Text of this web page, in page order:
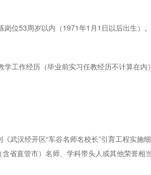
位53周岁以内（1971年1月1日以后出生）。
工作经历（毕业前实习任教经历不计算在内
武汉经开区“车谷名师名校长”引育工程实施
省直管市）名师、学科带头人或其他荣誉相